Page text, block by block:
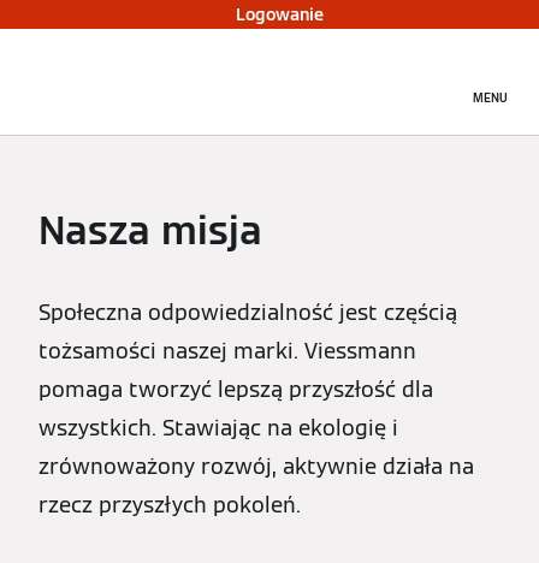
Logowanie
MENU
Nasza misja
Społeczna odpowiedzialność jest częścią
tożsamości naszej marki. Viessmann
pomaga tworzyć lepszą przyszłość dla
wszystkich. Stawiając na ekologię i
zrównoważony rozwój, aktywnie działa na
rzecz przyszłych pokoleń.